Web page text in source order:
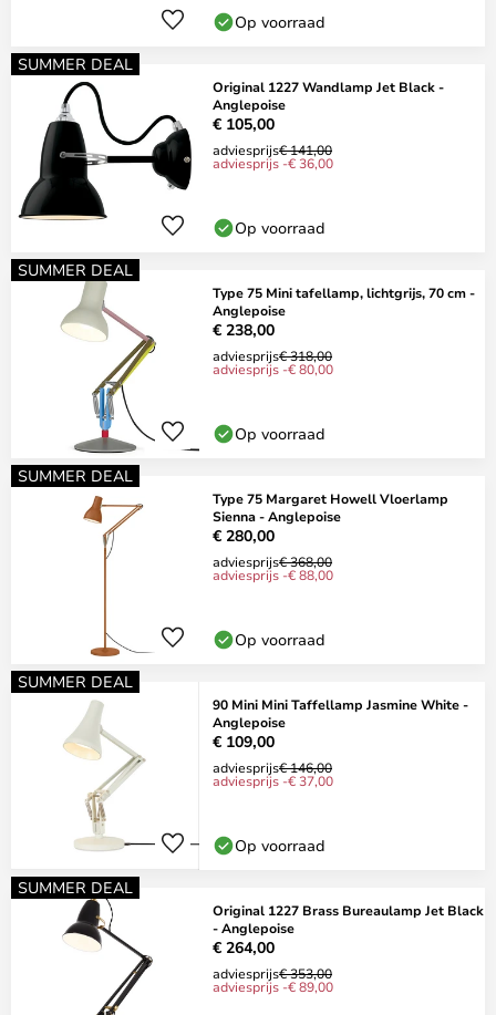
Op voorraad
SUMMER DEAL
Original 1227 Wandlamp Jet Black -
Anglepoise
€ 105,00
adviesprijs€ 141,00
adviesprijs -€ 36,00
Op voorraad
SUMMER DEAL
Type 75 Mini tafellamp, lichtgrijs, 70 cm -
Anglepoise
€ 238,00
adviesprijs€ 318,00
adviesprijs -€ 80,00
Op voorraad
SUMMER DEAL
Type 75 Margaret Howell Vloerlamp
Sienna - Anglepoise
€ 280,00
adviesprijs€ 368,00
adviesprijs -€ 88,00
Op voorraad
SUMMER DEAL
90 Mini Mini Taffellamp Jasmine White -
Anglepoise
€ 109,00
adviesprijs€ 146,00
adviesprijs -€ 37,00
Op voorraad
SUMMER DEAL
Original 1227 Brass Bureaulamp Jet Black
- Anglepoise
€ 264,00
adviesprijs€ 353,00
adviesprijs -€ 89,00